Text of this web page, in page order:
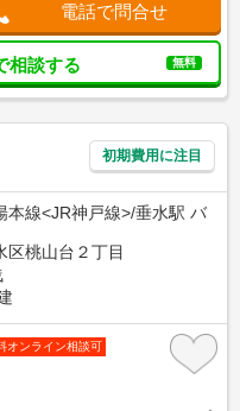
電話で問合せ
相談する 無料
初期費用に注目
本線<JR神戸線>/垂水駅 バ
区桃山台２丁目
オンライン相談可